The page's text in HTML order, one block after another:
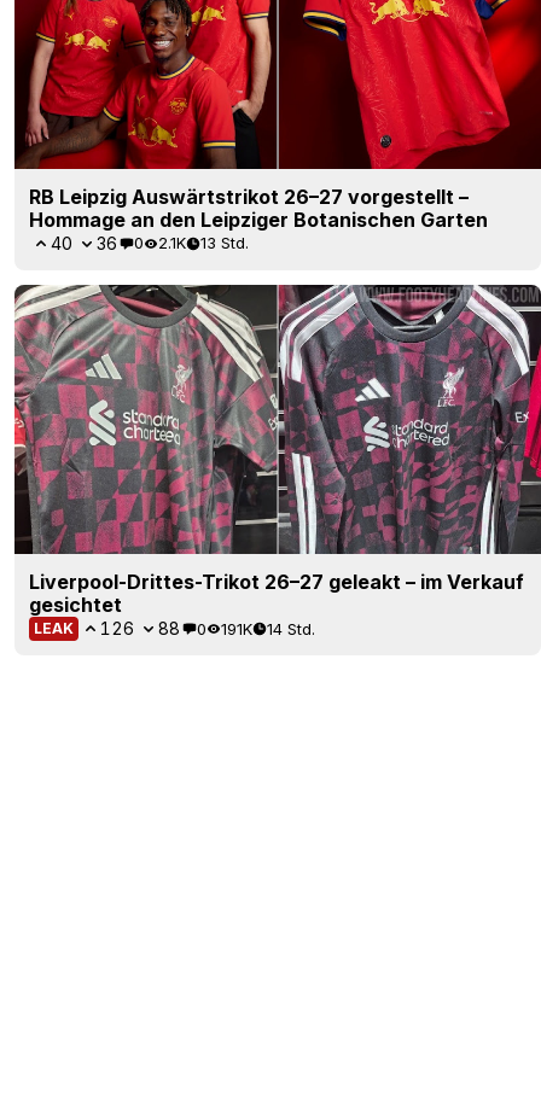
RB Leipzig Auswärtstrikot 26–27 vorgestellt –
Hommage an den Leipziger Botanischen Garten
40 36 0 2.1K 13 Std.
Liverpool-Drittes-Trikot 26–27 geleakt – im Verkauf
gesichtet
LEAK 126 88 0 191K 14 Std.